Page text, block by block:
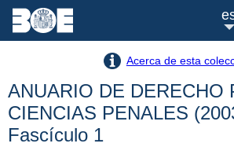
Acerca de esta
ANUARIO DE DERECHO
CIENCIAS PENALES
Fascículo 1